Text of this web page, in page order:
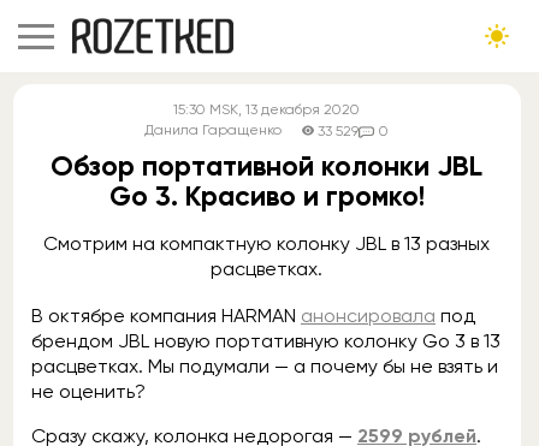
15:30 MSK, 13 декабря 2020
Данила Гаращенко
33 529 0
Обзор портативной колонки JBL
Go 3. Красиво и громко!
Смотрим на компактную колонку JBL в 13 разных
расцветках.
В октябре компания HARMAN анонсировала под
брендом JBL новую портативную колонку Go 3 в 13
расцветках. Мы подумали — а почему бы не взять и
не оценить?
Сразу скажу, колонка недорогая — 2599 рублей.